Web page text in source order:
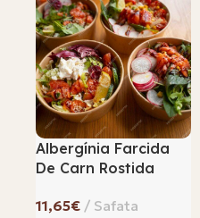
Albergínia Farcida
De Carn Rostida
€